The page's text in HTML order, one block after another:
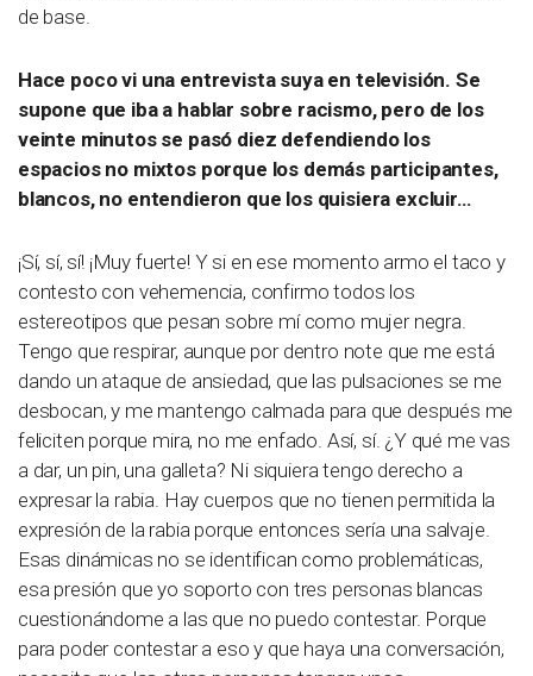
de base.
Hace poco vi una entrevista suya en televisión. Se
supone que iba a hablar sobre racismo, pero de los
veinte minutos se pasó diez defendiendo los
espacios no mixtos porque los demás participantes,
blancos, no entendieron que los quisiera excluir…
¡Sí, sí, sí! ¡Muy fuerte! Y si en ese momento armo el taco y
contesto con vehemencia, confirmo todos los
estereotipos que pesan sobre mí como mujer negra.
Tengo que respirar, aunque por dentro note que me está
dando un ataque de ansiedad, que las pulsaciones se me
desbocan, y me mantengo calmada para que después me
feliciten porque mira, no me enfado. Así, sí. ¿Y qué me vas
a dar, un pin, una galleta? Ni siquiera tengo derecho a
expresar la rabia. Hay cuerpos que no tienen permitida la
expresión de la rabia porque entonces sería una salvaje.
Esas dinámicas no se identifican como problemáticas,
esa presión que yo soporto con tres personas blancas
cuestionándome a las que no puedo contestar. Porque
para poder contestar a eso y que haya una conversación,